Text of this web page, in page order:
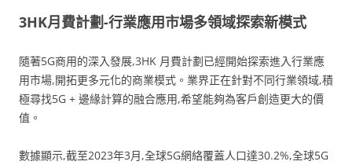
3HK月費計劃-行業應用市場多領域探索新模式
隨著5G商用的深入發展,3HK 月費計劃已經開始探索進入行業應
用市場,開拓更多元化的商業模式。業界正在針對不同行業領域,積
極尋找5G + 邊緣計算的融合應用,希望能夠為客戶創造更大的價
值。
數據顯示,截至2023年3月,全球5G網絡覆蓋人口達30.2%,全球5G